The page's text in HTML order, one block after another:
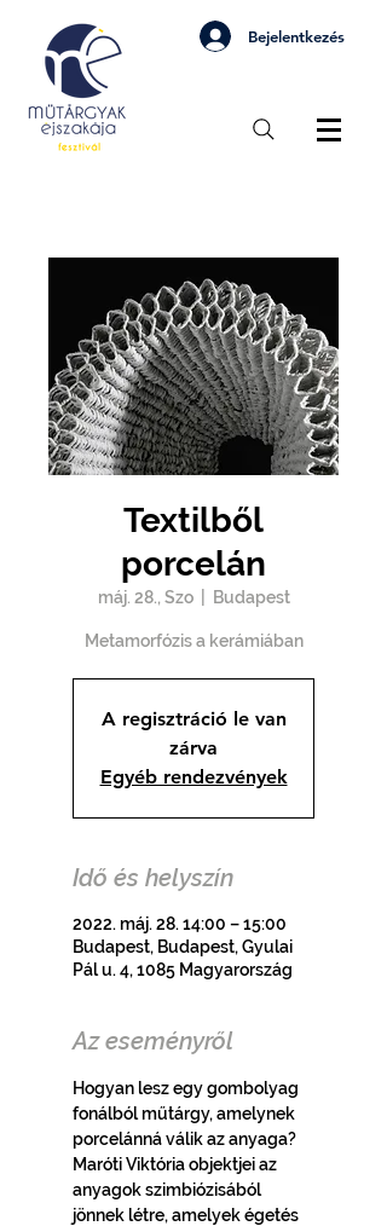
Bejelentkezés
Textilből
porcelán
máj. 28., Szo
  |
Budapest
Metamorfózis a kerámiában
A regisztráció le van
zárva
Egyéb rendezvények
Idő és helyszín
2022. máj. 28. 14:00 – 15:00
Budapest, Budapest, Gyulai
Pál u. 4, 1085 Magyarország
Az eseményről
Hogyan lesz egy gombolyag
fonálból műtárgy, amelynek
porcelánná válik az anyaga?
Maróti Viktória objektjei az
anyagok szimbiózisából
jönnek létre, amelyek égetés